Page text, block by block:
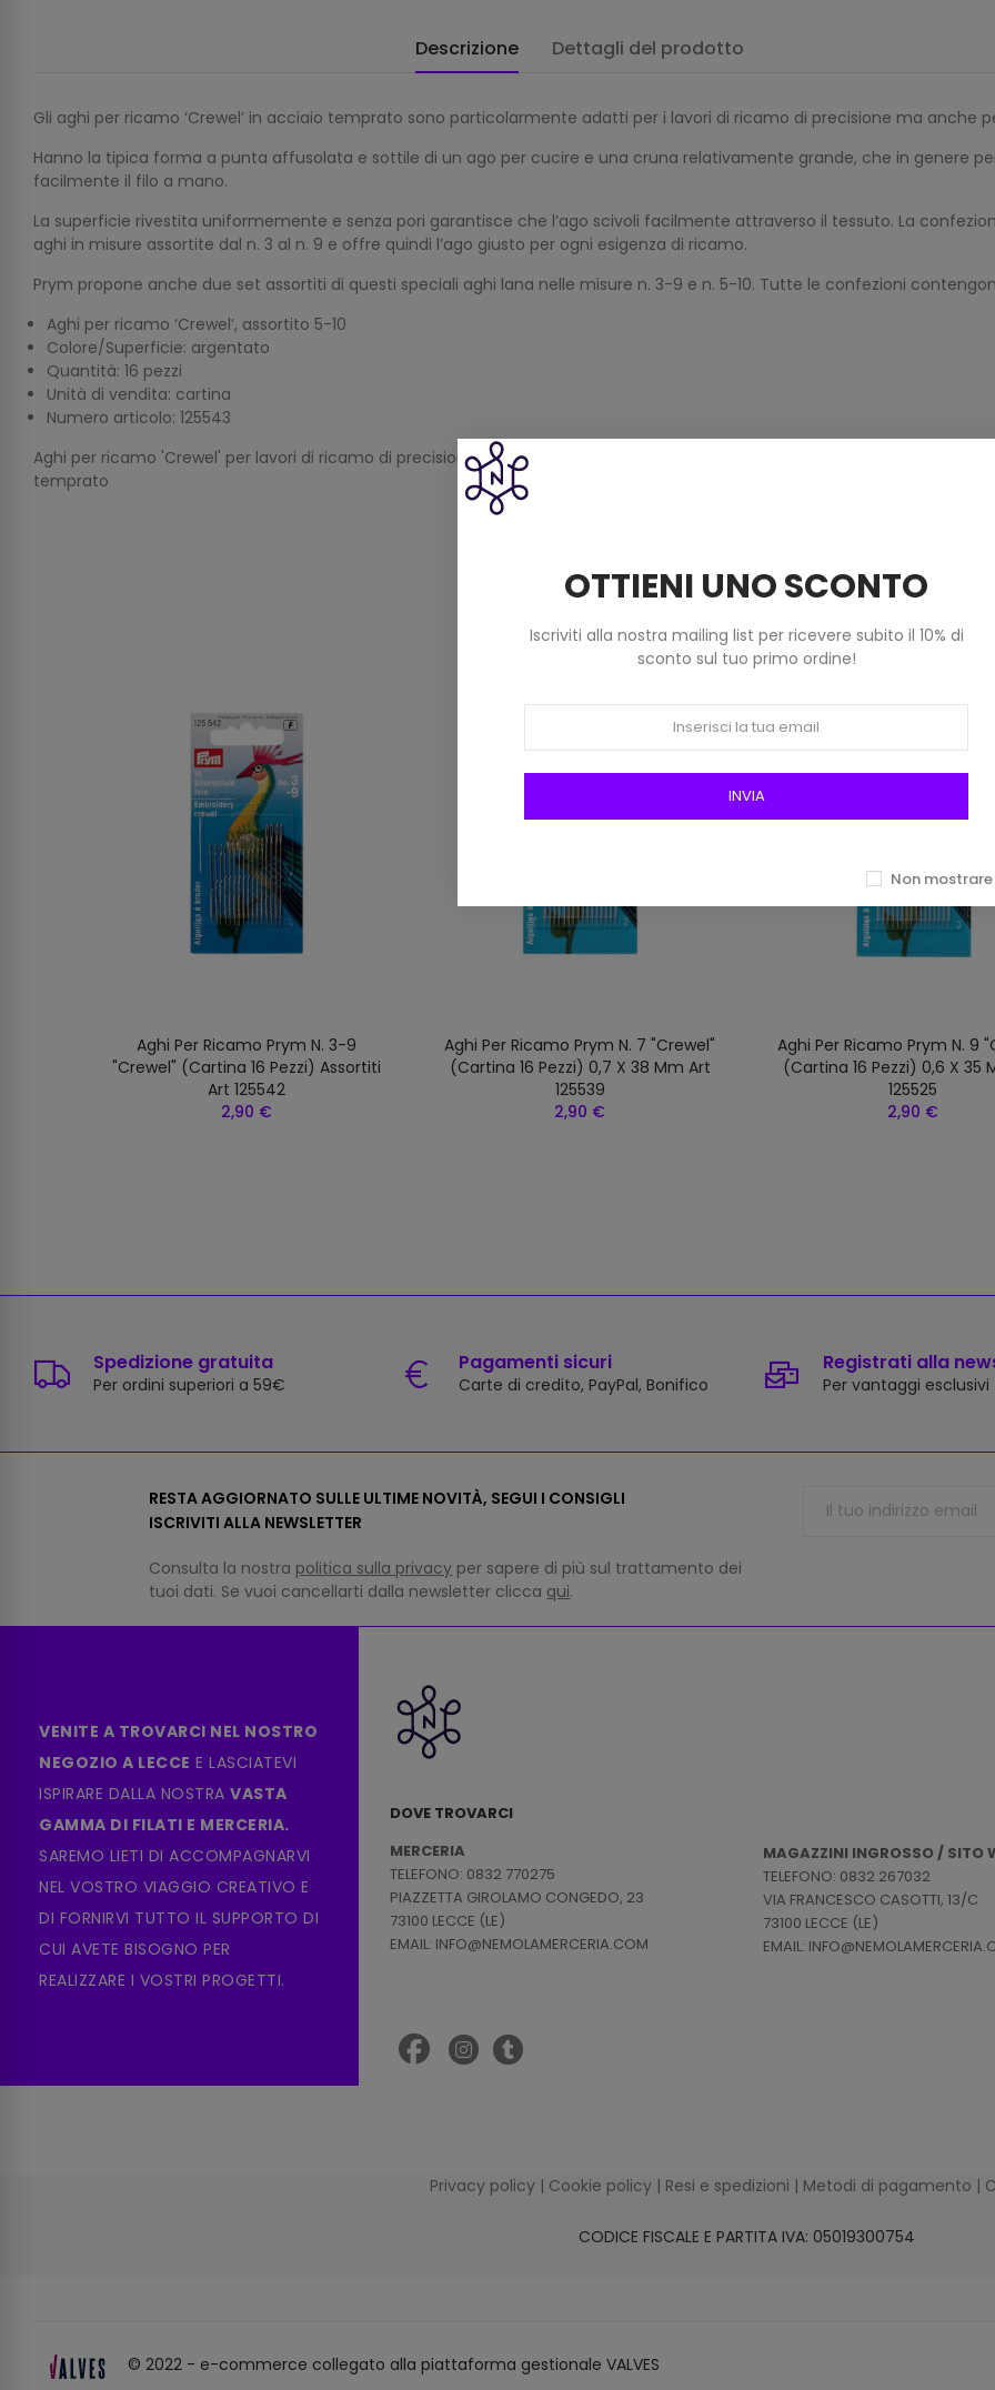
Descrizione Dettagli del prodotto
Gli aghi per ricamo ‘Crewel’ in acciaio temprato sono particolarmente adatti per i lavori di ricamo di precisione ma anche
Hanno la tipica forma a punta affusolata e sottile di un ago per cucire e una cruna relativamente grande, che in genere
facilmente il filo a mano.
La superficie rivestita uniformemente e senza pori garantisce che l’ago scivoli facilmente attraverso il tessuto. La
aghi in misure assortite dal n. 3 al n. 9 e offre quindi l’ago giusto per ogni esigenza di ricamo.
Prym propone anche due set assortiti di questi speciali aghi lana nelle misure n. 3-9 e n. 5-10. Tutte le confezioni
Aghi per ricamo ‘Crewel’, assortito 5-10
Colore/Superficie: argentato
Quantità: 16 pezzi
Unità di vendita: cartina
Numero articolo: 125543
Aghi per ricamo 'Crewel' per lavori di ricamo di precisione Punta sottile e affusolata Adatto anche per il cucito Realizzato in
temprato
Prodotti della stessa categoria
Aghi Per Ricamo Prym N. 3-9
"crewel" (cartina 16 Pezzi) Assortiti
Art 125542
2,90 €
Aghi Per Ricamo Prym N. 7 "crewel"
(cartina 16 Pezzi) 0,7 X 38 Mm Art
125539
2,90 €
Aghi Per Ricamo Prym N. 9
(cartina 16 Pezzi) 0,6 X 35
125525
2,90 €
Spedizione gratuita
Per ordini superiori a 59€
Pagamenti sicuri
Carte di credito, PayPal, Bonifico
Registrati alla
Per vantaggi esclusivi
RESTA AGGIORNATO SULLE ULTIME NOVITÀ, SEGUI I CONSIGLI
ISCRIVITI ALLA NEWSLETTER
Consulta la nostra politica sulla privacy per sapere di più sul trattamento dei
tuoi dati. Se vuoi cancellarti dalla newsletter clicca qui.
VENITE A TROVARCI NEL NOSTRO
NEGOZIO A LECCE E LASCIATEVI
ISPIRARE DALLA NOSTRA VASTA
GAMMA DI FILATI E MERCERIA.
SAREMO LIETI DI ACCOMPAGNARVI
NEL VOSTRO VIAGGIO CREATIVO E
DI FORNIRVI TUTTO IL SUPPORTO DI
CUI AVETE BISOGNO PER
REALIZZARE I VOSTRI PROGETTI.
DOVE TROVARCI
MERCERIA
TELEFONO: 0832 770275
PIAZZETTA GIROLAMO CONGEDO, 23
73100 LECCE (LE)
EMAIL: INFO@NEMOLAMERCERIA.COM
MAGAZZINI INGROSSO / SITO
TELEFONO: 0832 267032
VIA FRANCESCO CASOTTI, 13/C
73100 LECCE (LE)
EMAIL:
Privacy policy | Cookie policy | Resi e spedizioni | Metodi di pagamento |
CODICE FISCALE E PARTITA IVA: 05019300754
© 2022 - e-commerce collegato alla piattaforma gestionale VALVES
OTTIENI UNO SCONTO
Iscriviti alla nostra mailing list per ricevere subito il 10% di
sconto sul tuo primo ordine!
INVIA
Non